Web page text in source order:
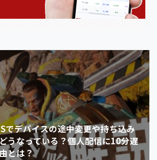
でデバイスの途中変更や持ち込み
うなっている？個人配信に10分遅
とは？